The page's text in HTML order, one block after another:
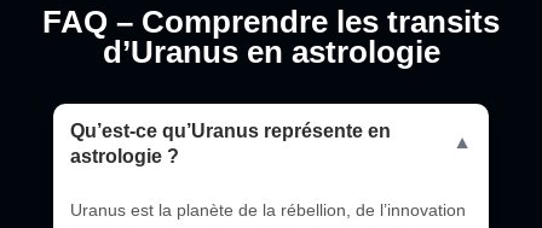
FAQ – Comprendre les transits
d’Uranus en astrologie
Qu’est-ce qu’Uranus représente en
astrologie ?
▼
Uranus est la planète de la rébellion, de l’innovation